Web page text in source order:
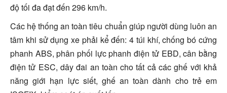
độ tối đa đạt đến 296 km/h.
Các hệ thống an toàn tiêu chuẩn giúp người dùng luôn an
tâm khi sử dụng xe phải kể đến: 4 túi khí, chống bó cứng
phanh ABS, phân phối lực phanh điện tử EBD, cân bằng
điện tử ESC, dây đai an toàn cho tất cả các ghế với khả
năng giới hạn lực siết, ghế an toàn dành cho trẻ em